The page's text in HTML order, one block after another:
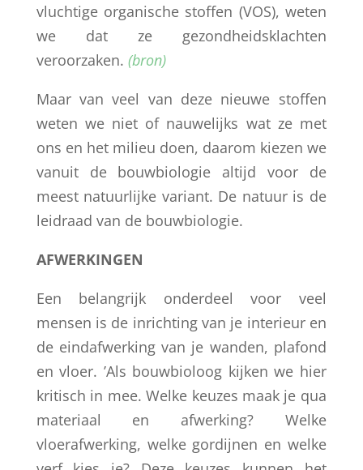
vluchtige organische stoffen (VOS), weten
we dat ze gezondheidsklachten
veroorzaken. (bron)
Maar van veel van deze nieuwe stoffen
weten we niet of nauwelijks wat ze met
ons en het milieu doen, daarom kiezen we
vanuit de bouwbiologie altijd voor de
meest natuurlijke variant. De natuur is de
leidraad van de bouwbiologie.
AFWERKINGEN
Een belangrijk onderdeel voor veel
mensen is de inrichting van je interieur en
de eindafwerking van je wanden, plafond
en vloer. ’Als bouwbioloog kijken we hier
kritisch in mee. Welke keuzes maak je qua
materiaal en afwerking? Welke
vloerafwerking, welke gordijnen en welke